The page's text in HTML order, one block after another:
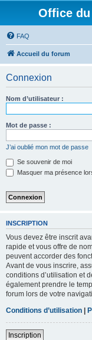
Office
FAQ
Accueil du forum
Connexion
Nom d’utilisateur :
Mot de passe :
J’ai oublié mon mot de passe
Se souvenir de moi
Masquer ma présence
INSCRIPTION
Vous devez être inscrit
rapide et vous offre de
peuvent accorder des
Avant de vous inscrire,
conditions d’utilisation et
également prendre le
forum lors de votre
Conditions d’utilisation |
Inscription